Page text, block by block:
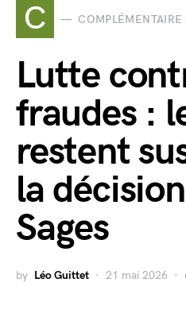
C COMPLÉMENTAIRE
Lutte
fraudes :
restent
la
Sages
by Léo Guittet 21 mai 2026